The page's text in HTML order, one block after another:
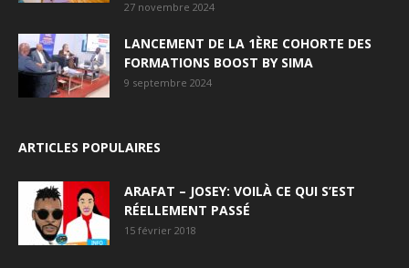
27 novembre 2024
LANCEMENT DE LA 1ÈRE COHORTE DES
FORMATIONS BOOST BY SIMA
9 septembre 2024
ARTICLES POPULAIRES
ARAFAT – JOSEY: VOILÀ CE QUI S’EST
RÉELLEMENT PASSÉ
15 février 2018